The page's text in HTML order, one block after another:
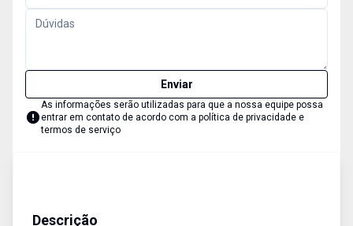
Enviar
As informações serão utilizadas para que a nossa equipe possa
entrar em contato de acordo com a política de privacidade e
termos de serviço
Descrição